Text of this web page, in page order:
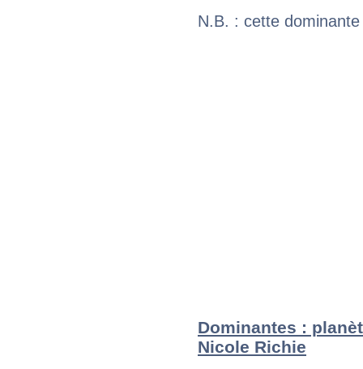
N.B. : cette
Dominantes :
Nicole Richie